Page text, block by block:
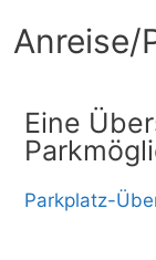
Anreise/
Eine
Parkplatz-